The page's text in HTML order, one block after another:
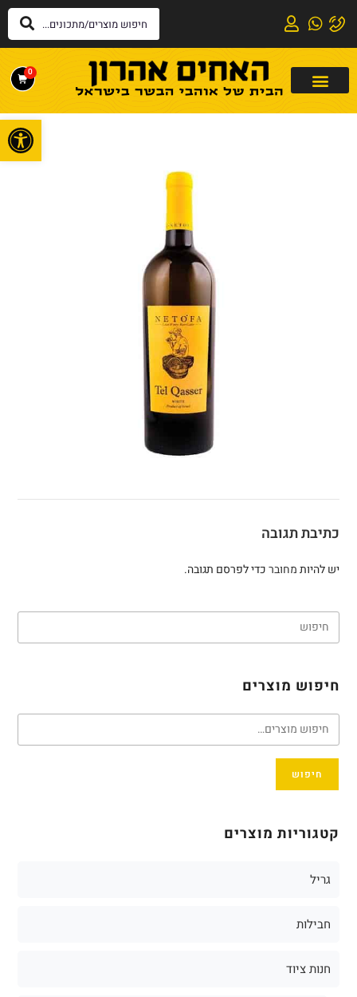
0
כתיבת תגובה
יש להיותמחוברכדי לפרסם תגובה.
חיפוש מוצרים
חיפוש
קטגוריות מוצרים
גריל
חבילות
חנות ציוד